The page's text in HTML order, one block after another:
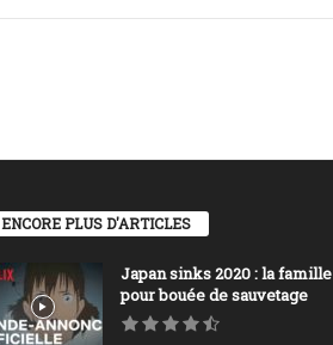
ENCORE PLUS D'ARTICLES
Japan sinks 2020 : la famille
pour bouée de sauvetage